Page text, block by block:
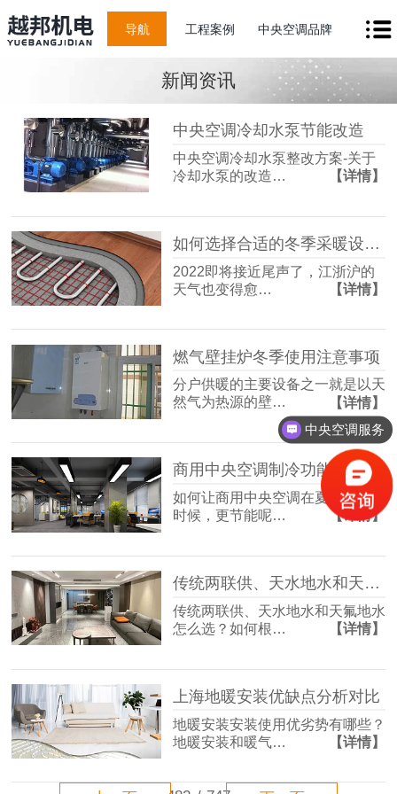
导航 工程案例 中央空调品牌
新闻资讯
中央空调冷却水泵节能改造
中央空调冷却水泵整改方案-关于
冷却水泵的改造…
【详情】
如何选择合适的冬季采暖设备？
2022即将接近尾声了，江浙沪的
天气也变得愈…
【详情】
燃气壁挂炉冬季使用注意事项
分户供暖的主要设备之一就是以天
然气为热源的壁…
【详情】
商用中央空调制冷功能怎么用，才更节能？
如何让商用中央空调在夏季使用的
时候，更节能呢…
【详情】
传统两联供、天水地水和天氟地水怎么选？
传统两联供、天水地水和天氟地水
怎么选？如何根…
【详情】
上海地暖安装优缺点分析对比
地暖安装安装使用优劣势有哪些？
地暖安装和暖气…
【详情】
中央空调服务